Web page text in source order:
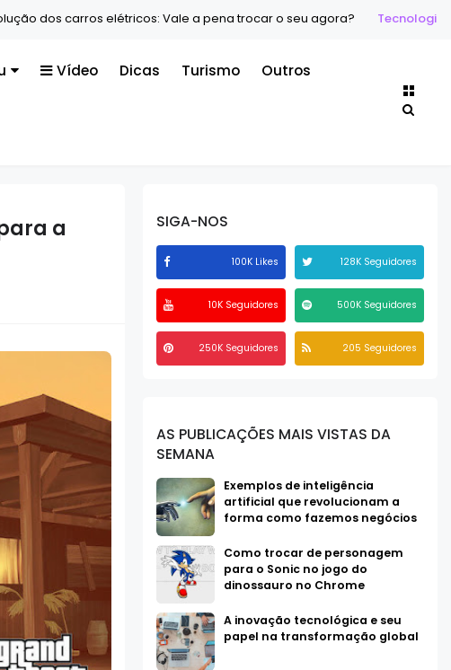
dos carros elétricos: Vale a pena trocar o seu agora? Tecnologia
Vídeo Dicas Turismo Outros
a
SIGA-NOS
100K Likes 128K Seguidores
10K Seguidores 500K Seguidores
250K Seguidores 205 Seguidores
AS PUBLICAÇÕES MAIS VISTAS DA
SEMANA
Exemplos de inteligência
artificial que revolucionam a
forma como fazemos negócios
Como trocar de personagem
para o Sonic no jogo do
dinossauro no Chrome
A inovação tecnológica e seu
papel na transformação global